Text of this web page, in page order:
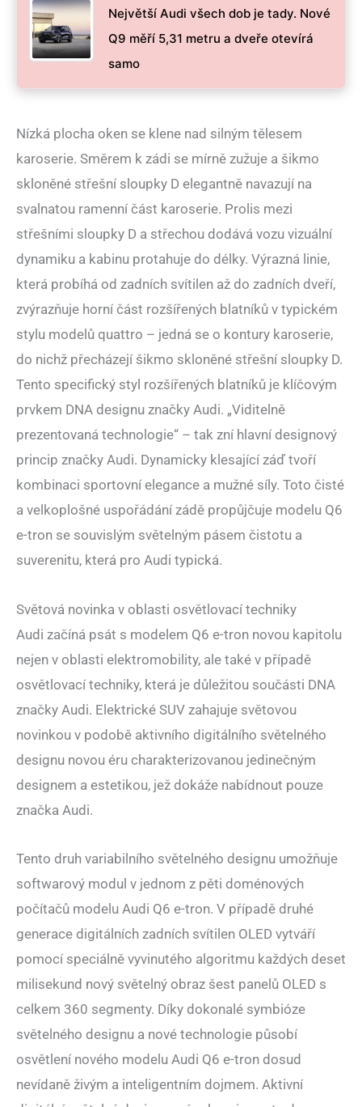
Největší Audi všech dob je tady. Nové
Q9 měří 5,31 metru a dveře otevírá
samo
Nízká plocha oken se klene nad silným tělesem
karoserie. Směrem k zádi se mírně zužuje a šikmo
skloněné střešní sloupky D elegantně navazují na
svalnatou ramenní část karoserie. Prolis mezi
střešními sloupky D a střechou dodává vozu vizuální
dynamiku a kabinu protahuje do délky. Výrazná linie,
která probíhá od zadních svítilen až do zadních dveří,
zvýrazňuje horní část rozšířených blatníků v typickém
stylu modelů quattro – jedná se o kontury karoserie,
do nichž přecházejí šikmo skloněné střešní sloupky D.
Tento specifický styl rozšířených blatníků je klíčovým
prvkem DNA designu značky Audi. „Viditelně
prezentovaná technologie“ – tak zní hlavní designový
princip značky Audi. Dynamicky klesající záď tvoří
kombinaci sportovní elegance a mužné síly. Toto čisté
a velkoplošné uspořádání zádě propůjčuje modelu Q6
e-tron se souvislým světelným pásem čistotu a
suverenitu, která pro Audi typická.
Světová novinka v oblasti osvětlovací techniky
Audi začíná psát s modelem Q6 e-tron novou kapitolu
nejen v oblasti elektromobility, ale také v případě
osvětlovací techniky, která je důležitou součásti DNA
značky Audi. Elektrické SUV zahajuje světovou
novinkou v podobě aktivního digitálního světelného
designu novou éru charakterizovanou jedinečným
designem a estetikou, jež dokáže nabídnout pouze
značka Audi.
Tento druh variabilního světelného designu umožňuje
softwarový modul v jednom z pěti doménových
počítačů modelu Audi Q6 e-tron. V případě druhé
generace digitálních zadních svítilen OLED vytváří
pomocí speciálně vyvinutého algoritmu každých deset
milisekund nový světelný obraz šest panelů OLED s
celkem 360 segmenty. Díky dokonalé symbióze
světelného designu a nové technologie působí
osvětlení nového modelu Audi Q6 e-tron dosud
nevídaně živým a inteligentním dojmem. Aktivní